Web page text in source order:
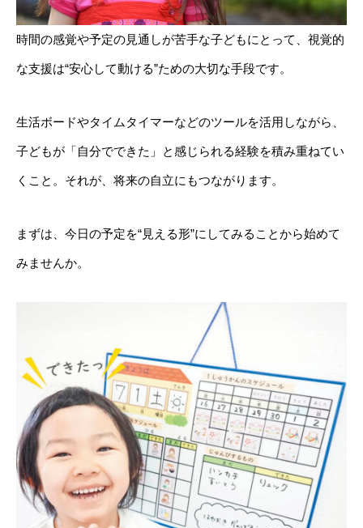
時間の感覚や予定の見通しが苦手な子どもにとって、視覚的
な支援は“安心して動ける”ための大切な手段です。
生活ボードやタイムタイマーなどのツールを活用しながら、
子どもが「自分でできた」と感じられる経験を積み重ねてい
くこと。それが、将来の自立にもつながります。
まずは、今日の予定を“見える形”にしてみることから始めて
みませんか。